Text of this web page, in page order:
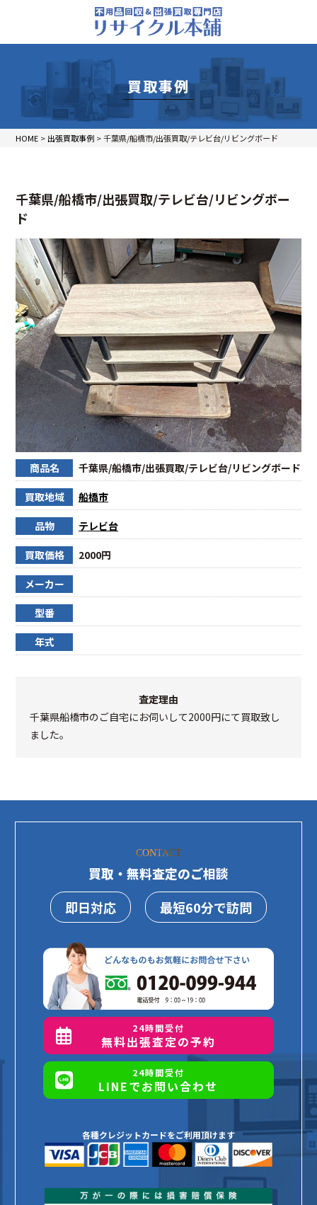
買取事例
HOME > 出張買取事例 >千葉県/船橋市/出張買取/テレビ台/リビングボード
千葉県/船橋市/出張買取/テレビ台/リビングボー
ド
商品名 千葉県/船橋市/出張買取/テレビ台/リビングボード
買取地域 船橋市
品物 テレビ台
買取価格 2000円
メーカー
型番
年式
査定理由
千葉県船橋市のご自宅にお伺いして2000円にて買取致し
ました。
CONTACT
買取・無料査定のご相談
即日対応
最短60分で訪問
24時間受付
無料出張査定の予約
24時間受付
LINEでお問い合わせ
各種クレジットカードをご利用頂けます